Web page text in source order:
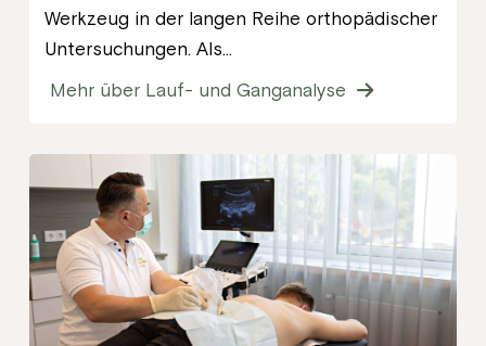
Werkzeug in der langen Reihe orthopädischer
Untersuchungen. Als...
Mehr über Lauf- und Ganganalyse